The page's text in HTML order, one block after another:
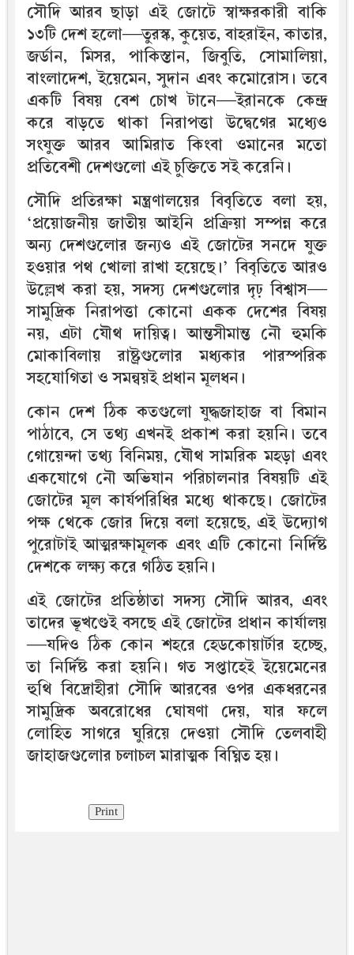
সৌদি আরব ছাড়া এই জোটে স্বাক্ষরকারী বাকি
১৩টি দেশ হলো—তুরস্ক, কুয়েত, বাহরাইন, কাতার,
জর্ডান, মিসর, পাকিস্তান, জিবুতি, সোমালিয়া,
বাংলাদেশ, ইয়েমেন, সুদান এবং কমোরোস। তবে
একটি বিষয় বেশ চোখ টানে—ইরানকে কেন্দ্র
করে বাড়তে থাকা নিরাপত্তা উদ্বেগের মধ্যেও
সংযুক্ত আরব আমিরাত কিংবা ওমানের মতো
প্রতিবেশী দেশগুলো এই চুক্তিতে সই করেনি।
সৌদি প্রতিরক্ষা মন্ত্রণালয়ের বিবৃতিতে বলা হয়,
‘প্রয়োজনীয় জাতীয় আইনি প্রক্রিয়া সম্পন্ন করে
অন্য দেশগুলোর জন্যও এই জোটের সনদে যুক্ত
হওয়ার পথ খোলা রাখা হয়েছে।’ বিবৃতিতে আরও
উল্লেখ করা হয়, সদস্য দেশগুলোর দৃঢ় বিশ্বাস—
সামুদ্রিক নিরাপত্তা কোনো একক দেশের বিষয়
নয়, এটা যৌথ দায়িত্ব। আন্তসীমান্ত নৌ হুমকি
মোকাবিলায় রাষ্ট্রগুলোর মধ্যকার পারস্পরিক
সহযোগিতা ও সমন্বয়ই প্রধান মূলধন।
কোন দেশ ঠিক কতগুলো যুদ্ধজাহাজ বা বিমান
পাঠাবে, সে তথ্য এখনই প্রকাশ করা হয়নি। তবে
গোয়েন্দা তথ্য বিনিময়, যৌথ সামরিক মহড়া এবং
একযোগে নৌ অভিযান পরিচালনার বিষয়টি এই
জোটের মূল কার্যপরিধির মধ্যে থাকছে। জোটের
পক্ষ থেকে জোর দিয়ে বলা হয়েছে, এই উদ্যোগ
পুরোটাই আত্মরক্ষামূলক এবং এটি কোনো নির্দিষ্ট
দেশকে লক্ষ্য করে গঠিত হয়নি।
এই জোটের প্রতিষ্ঠাতা সদস্য সৌদি আরব, এবং
তাদের ভূখণ্ডেই বসছে এই জোটের প্রধান কার্যালয়
—যদিও ঠিক কোন শহরে হেডকোয়ার্টার হচ্ছে,
তা নির্দিষ্ট করা হয়নি। গত সপ্তাহেই ইয়েমেনের
হুথি বিদ্রোহীরা সৌদি আরবের ওপর একধরনের
সামুদ্রিক অবরোধের ঘোষণা দেয়, যার ফলে
লোহিত সাগরে ঘুরিয়ে দেওয়া সৌদি তেলবাহী
জাহাজগুলোর চলাচল মারাত্মক বিঘ্নিত হয়।
Print